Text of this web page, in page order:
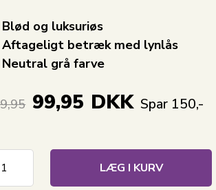
Blød og luksuriøs
Aftageligt betræk med lynlås
Neutral grå farve
99,95 DKK Spar 150,-
LÆG I KURV